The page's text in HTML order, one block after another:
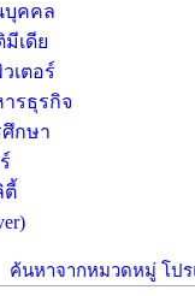
บุคคล
เดีย
เตอร์
รธุรกิจ
กษา
ตี้
ค้นหาจากหมวดหมู่ โป